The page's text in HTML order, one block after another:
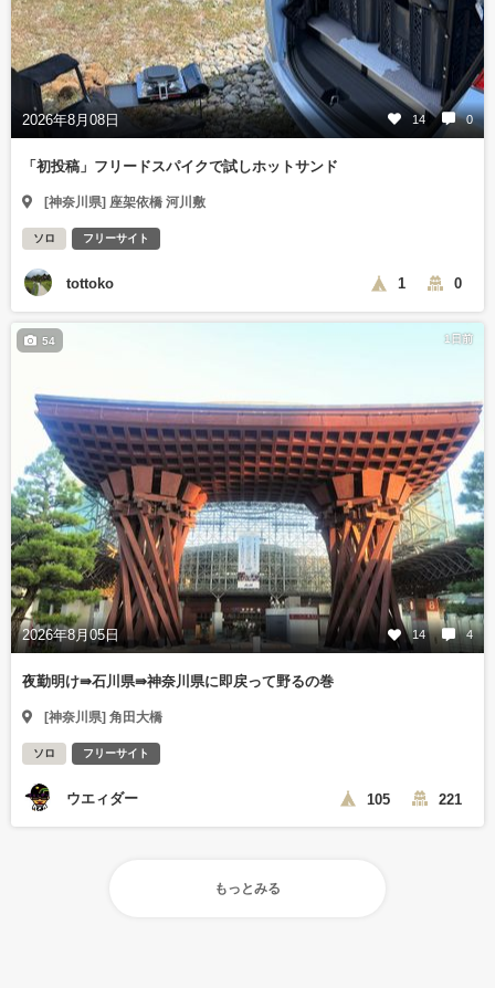
2026年8月08日 14 0
「初投稿」フリードスパイクで試しホットサンド
[神奈川県] 座架依橋 河川敷
ソロ フリーサイト
tottoko 1 0
1日前
2026年8月05日 14 4
54
夜勤明け⇛石川県⇛神奈川県に即戻って野るの巻
[神奈川県] 角田大橋
ソロ フリーサイト
ウエィダー 105 221
もっとみる